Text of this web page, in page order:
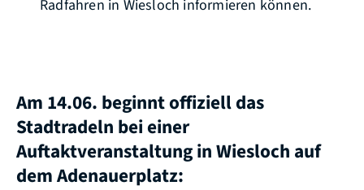
Radfahren in Wiesloch informieren können.
Am 14.06. beginnt offiziell das
Stadtradeln bei einer
Auftaktveranstaltung in Wiesloch auf
dem Adenauerplatz: